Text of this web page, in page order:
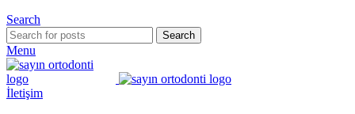
Search
Search
Menu
İletişim